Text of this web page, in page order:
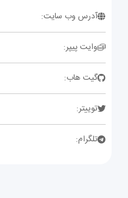
آدرس وب سایت:
وایت پیپر:
گیت هاب:
توییتر:
تلگرام: